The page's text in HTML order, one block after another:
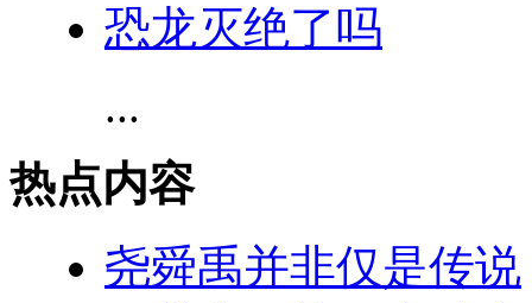
恐龙灭绝了吗
...
热点内容
尧舜禹并非仅是传说